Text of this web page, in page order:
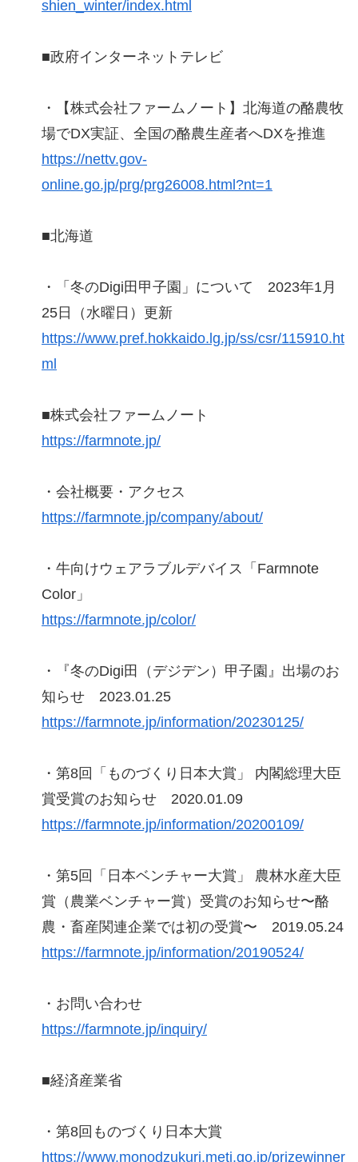
shien_winter/index.html
■政府インターネットテレビ
・【株式会社ファームノート】北海道の酪農牧
場でDX実証、全国の酪農生産者へDXを推進
https://nettv.gov-
online.go.jp/prg/prg26008.html?nt=1
■北海道
・「冬のDigi田甲子園」について 2023年1月
25日（水曜日）更新
https://www.pref.hokkaido.lg.jp/ss/csr/115910.ht
ml
■株式会社ファームノート
https://farmnote.jp/
・会社概要・アクセス
https://farmnote.jp/company/about/
・牛向けウェアラブルデバイス「Farmnote
Color」
https://farmnote.jp/color/
・『冬のDigi田（デジデン）甲子園』出場のお
知らせ 2023.01.25
https://farmnote.jp/information/20230125/
・第8回「ものづくり日本大賞」 内閣総理大臣
賞受賞のお知らせ 2020.01.09
https://farmnote.jp/information/20200109/
・第5回「日本ベンチャー大賞」 農林水産大臣
賞（農業ベンチャー賞）受賞のお知らせ〜酪
農・畜産関連企業では初の受賞〜 2019.05.24
https://farmnote.jp/information/20190524/
・お問い合わせ
https://farmnote.jp/inquiry/
■経済産業省
・第8回ものづくり日本大賞
https://www.monodzukuri.meti.go.jp/prizewinner